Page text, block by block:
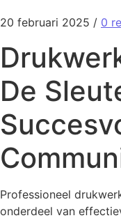
20 februari 2025 / 0
De
Professioneel
onderdeel van